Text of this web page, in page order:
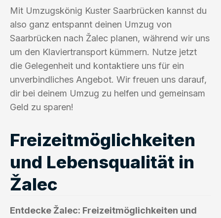
Mit Umzugskönig Kuster Saarbrücken kannst du
also ganz entspannt deinen Umzug von
Saarbrücken nach Žalec planen, während wir uns
um den Klaviertransport kümmern. Nutze jetzt
die Gelegenheit und kontaktiere uns für ein
unverbindliches Angebot. Wir freuen uns darauf,
dir bei deinem Umzug zu helfen und gemeinsam
Geld zu sparen!
Freizeitmöglichkeiten
und Lebensqualität in
Žalec
Entdecke Žalec: Freizeitmöglichkeiten und